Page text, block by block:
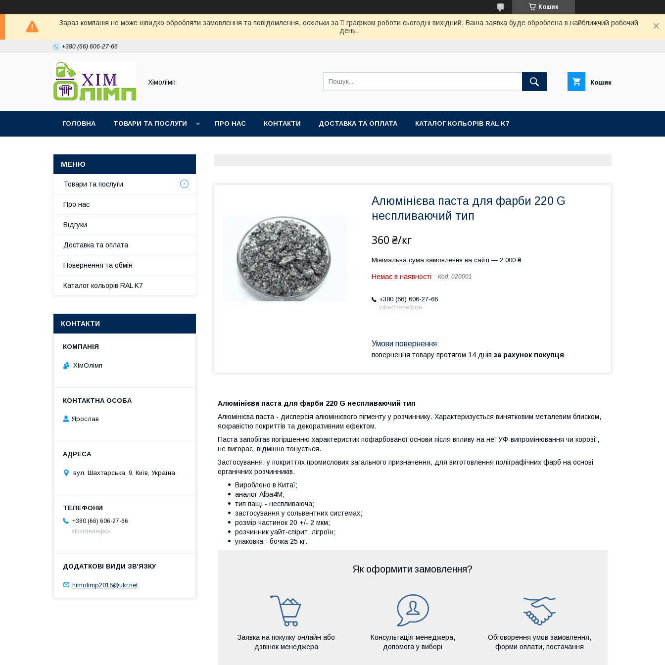
Кошик
Зараз компанія не може швидко обробляти замовлення та повідомлення, оскільки за її графіком роботи сьогодні вихідний. Ваша заявка буде оброблена в найближчий робочий
день.
+380 (66) 606-27-66
Хімолімп Кошик
ГОЛОВНА ТОВАРИ ТА ПОСЛУГИ ПРО НАС КОНТАКТИ ДОСТАВКА ТА ОПЛАТА КАТАЛОГ КОЛЬОРІВ RAL K7
Алюмінієва паста для фарби 220 G
неспливаючий тип
360 ₴/кг
Мінімальна сума замовлення на сайті — 2 000 ₴
Немає в наявності Код: 020001
+380 (66) 606-27-66
viber/телефон
повернення товару протягом 14 днів за рахунок покупця
Алюмінієва паста для фарби 220 G неспливаючий тип
Алюмінієва паста - дисперсія алюмінієвого пігменту у розчиннику. Характеризується винятковим металевим блиском,
яскравістю покриттів та декоративним ефектом.
Паста запобігає погіршенню характеристик пофарбованої основи після впливу на неї УФ-випромінювання чи корозії,
не вигорає, відмінно тонується.
Застосування: у покриттях промислових загального призначення, для виготовлення поліграфічних фарб на основі
органічних розчинників.
Вироблено в Китаї;
аналог Alba4M;
тип пащі - неспливаюча;
застосування у сольвентних системах;
розмір частинок 20 +/- 2 мкм;
розчинник уайт-спірит, лігроїн;
упаковка - бочка 25 кг.
Як оформити замовлення?
Заявка на покупку онлайн або
дзвінок менеджера
Консультація менеджера,
допомога у виборі
Обговорення умов замовлення,
форми оплати, постачання
Товари та послуги
Про нас
Відгуки
Доставка та оплата
Повернення та обмін
Каталог кольорів RAL K7
КОНТАКТИ
ХімОлімп
Ярослав
вул. Шахтарська, 9, Київ, Україна
+380 (66) 606-27-66
viber/телефон
himolimp2016@ukr.net